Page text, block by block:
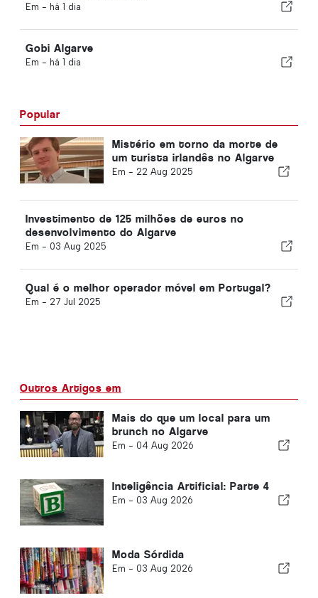
Em - há 1 dia
Gobi Algarve
Em - há 1 dia
Popular
Mistério em torno da morte de
um turista irlandês no Algarve
Em - 22 Aug 2025
Investimento de 125 milhões de euros no
desenvolvimento do Algarve
Em - 03 Aug 2025
Qual é o melhor operador móvel em Portugal?
Em - 27 Jul 2025
Outros Artigos em
Mais do que um local para um
brunch no Algarve
Em - 04 Aug 2026
Inteligência Artificial: Parte 4
Em - 03 Aug 2026
Moda Sórdida
Em - 03 Aug 2026